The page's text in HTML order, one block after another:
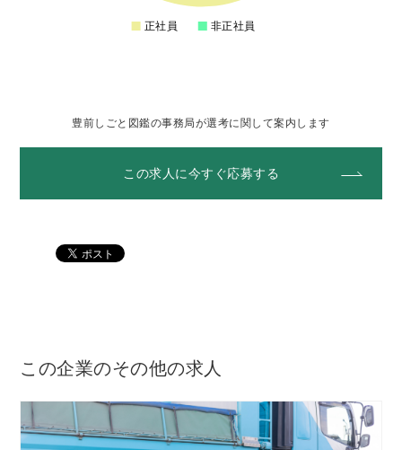
0
正社員 非正社員
豊前しごと図鑑の事務局が選考に関して案内します
この求人に今すぐ応募する
この企業のその他の求人